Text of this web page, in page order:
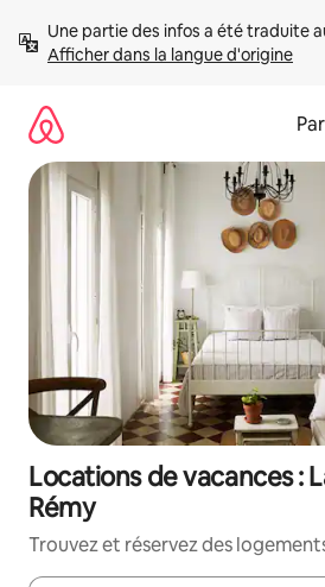
directement
Afficher dans la langue d'origine
Locations de vacances :
Rémy
Trouvez et réservez des